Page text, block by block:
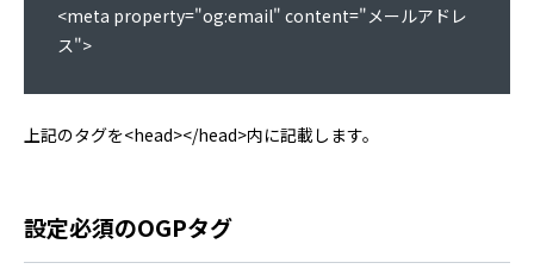
<meta property="og:email" content="メールアドレ
上記のタグを<head></head>内に記載します。
設定必須のOGPタグ